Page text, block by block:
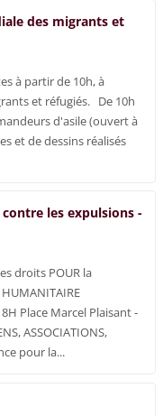
des migrants et
à partir de 10h, à
et réfugiés. De 10h
d'asile (ouvert à
et de dessins réalisés
contre les expulsions -
droits POUR la
Place Marcel Plaisant -
ASSOCIATIONS,
pour la...